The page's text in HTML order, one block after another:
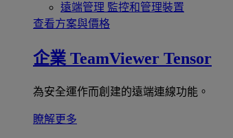
遠端管理 監控和管理裝置
查看方案與價格
企業 TeamViewer Tensor
為安全運作而創建的遠端連線功能。
瞭解更多